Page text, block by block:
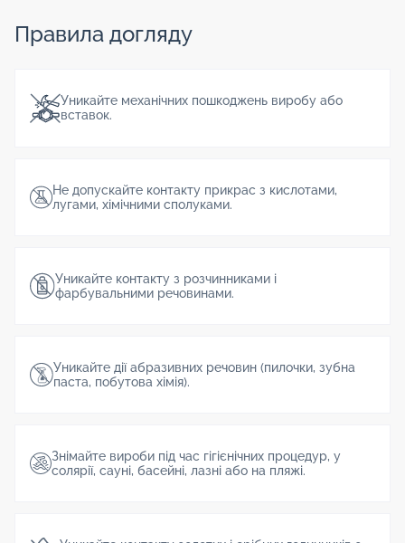
Правила догляду
Уникайте механічних пошкоджень виробу або
вставок.
Не допускайте контакту прикрас з кислотами,
лугами, хімічними сполуками.
Уникайте контакту з розчинниками і
фарбувальними речовинами.
Уникайте дії абразивних речовин (пилочки, зубна
паста, побутова хімія).
Знімайте вироби під час гігієнічних процедур, у
солярії, сауні, басейні, лазні або на пляжі.